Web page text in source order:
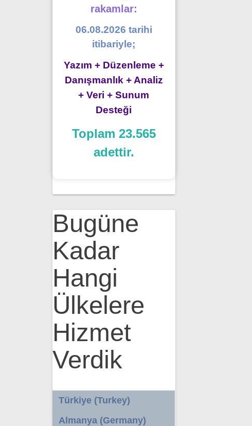
rakamlar:
06.08.2026 tarihi
itibariyle;
Yazım + Düzenleme +
Danışmanlık + Analiz
+ Veri + Sunum
Desteği
Toplam 23.565
adettir.
Bugüne
Kadar
Hangi
Ülkelere
Hizmet
Verdik
Türkiye (Turkey)
Almanya (Germany)